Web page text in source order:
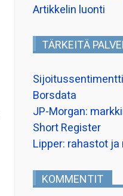
Artikkelin luonti
TÄRKEITÄ
Borsdata
JP-Morgan:
Short Register
Lipper: rahastot
KOMMENTIT